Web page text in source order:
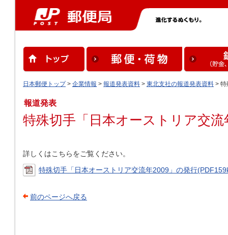
日本郵便トップ> 企業情報 > 報道発表資料 > 東北支社の報道発表資料 >
報道発表
特殊切手「日本オーストリア交流
詳しくはこちらをご覧ください。
特殊切手「日本オーストリア交流年2009」の発行
前のページへ戻る